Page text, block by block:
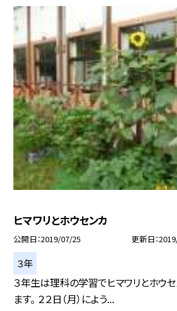
ヒマワリとホウセンカ
公開日 2019/07/25 更新日
３年
３年生は理科の学習でヒマワリとホウ
ます。 ２２日（月）によう...